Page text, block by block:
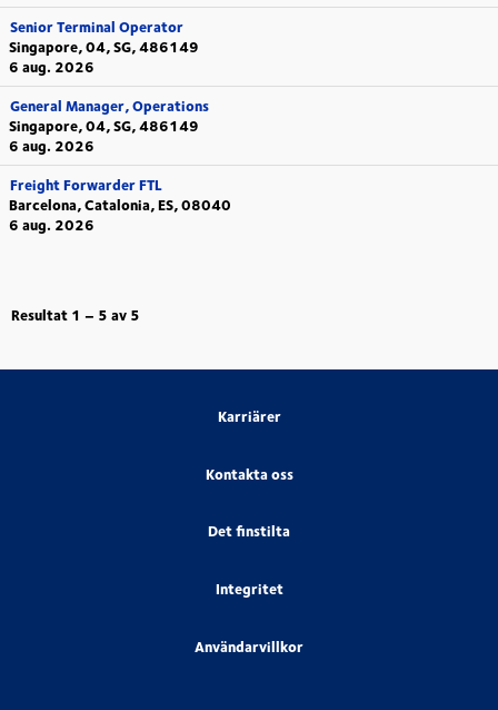
Senior Terminal Operator
Singapore, 04, SG, 486149
6 aug. 2026
General Manager, Operations
Singapore, 04, SG, 486149
6 aug. 2026
Freight Forwarder FTL
Barcelona, Catalonia, ES, 08040
6 aug. 2026
Resultat 1 – 5 av 5
Karriärer
Kontakta oss
Det finstilta
Integritet
Användarvillkor